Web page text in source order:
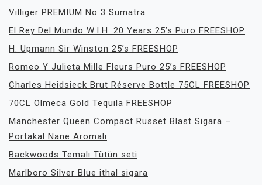
Villiger PREMIUM No 3 Sumatra
El Rey Del Mundo W.I.H. 20 Years 25’s Puro FREESHOP
H. Upmann Sir Winston 25’s FREESHOP
Romeo Y Julieta Mille Fleurs Puro 25’s FREESHOP
Charles Heidsieck Brut Réserve Bottle 75CL FREESHOP
70CL Olmeca Gold Tequila FREESHOP
Manchester Queen Compact Russet Blast Sigara –
Portakal Nane Aromalı
Backwoods Temalı Tütün seti
Marlboro Silver Blue ithal sigara